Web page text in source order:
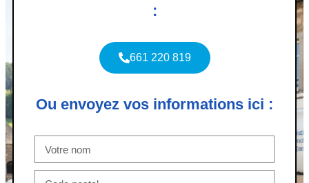
:
661 220 819
Ou envoyez vos informations ici :